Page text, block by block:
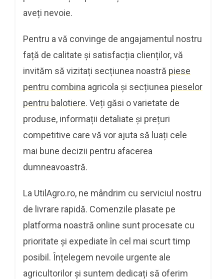
aveți nevoie.
Pentru a vă convinge de angajamentul nostru
față de calitate și satisfacția clienților, vă
invităm să vizitați secțiunea noastră piese
pentru combina agricola și secțiunea pieselor
pentru balotiere. Veți găsi o varietate de
produse, informații detaliate și prețuri
competitive care vă vor ajuta să luați cele
mai bune decizii pentru afacerea
dumneavoastră.
La UtilAgro.ro, ne mândrim cu serviciul nostru
de livrare rapidă. Comenzile plasate pe
platforma noastră online sunt procesate cu
prioritate și expediate în cel mai scurt timp
posibil. Înțelegem nevoile urgente ale
agricultorilor și suntem dedicați să oferim